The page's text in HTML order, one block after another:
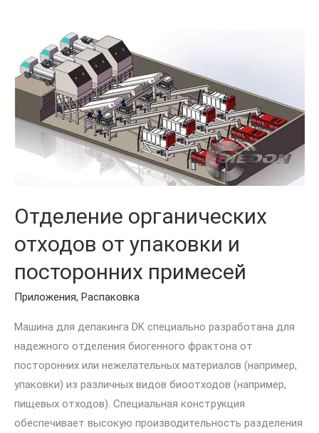
Отделение органических
отходов от упаковки и
посторонних примесей
Приложения, Распаковка
Машина для депакинга DK специально разработана для
надежного отделения биогенного фрактона от
посторонних или нежелательных материалов (например,
упаковки) из различных видов биоотходов (например,
пищевых отходов). Специальная конструкция
обеспечивает высокую производительность разделения
органических
отходов
от
упаковки
и
посторонних